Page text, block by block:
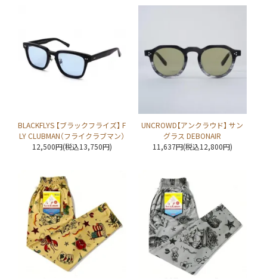
BLACKFLYS 【ブラックフライズ】 F
LY CLUBMAN（フライクラブマン）
12,500円(税込13,750円)
UNCROWD【アンクラウド】 サン
グラス DEBONAIR
11,637円(税込12,800円)